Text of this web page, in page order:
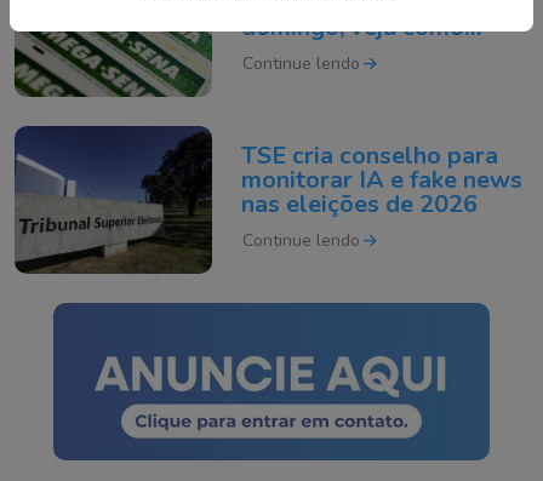
domingo; veja como
apostar
Continue lendo
TSE cria conselho para
monitorar IA e fake news
nas eleições de 2026
Continue lendo